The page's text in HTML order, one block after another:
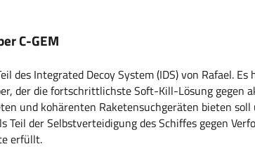
C-GEM
des Integrated Decoy System (IDS) von Rafael.
der die fortschrittlichste Soft-Kill-Lösung gegen
und kohärenten Raketensuchgeräten bieten
Teil der Selbstverteidigung des Schiffes gegen
erfüllt.